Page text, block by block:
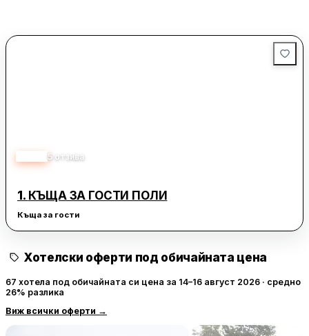
5 отзива
1. КЪЩА ЗА ГОСТИ ПОЛИ
Къща за гости
Хотелски оферти под обичайната цена
67 хотела под обичайната си цена за 14–16 август 2026 · средно
26% разлика
Виж всички оферти →